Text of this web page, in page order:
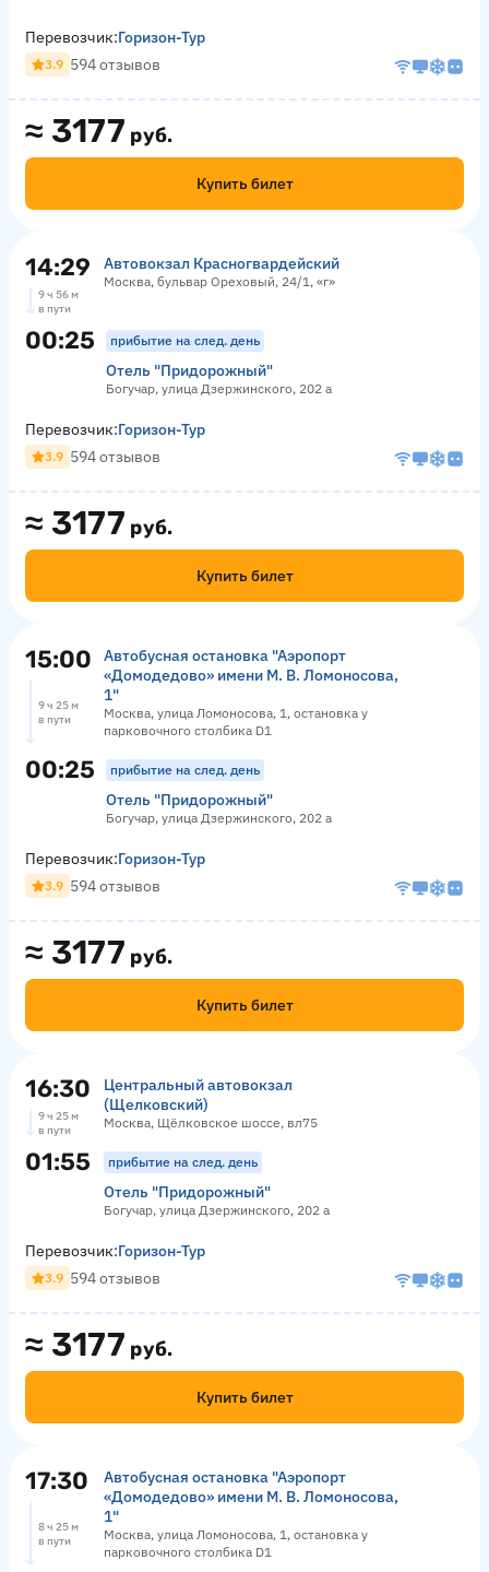
≈ 3177 руб.
Купить билет
Перевозчик:Горизон-Тур
3.9 594 отзывов
14:29 Автовокзал Красногвардейский
Москва, бульвар Ореховый, 24/1, «г»
9 ч 56 м
в пути
00:25 прибытие на след. день
Отель "Придорожный"
Богучар, улица Дзержинского, 202 а
≈ 3177 руб.
Купить билет
Перевозчик:Горизон-Тур
3.9 594 отзывов
15:00
Автобусная остановка "Аэропорт
«Домодедово» имени М. В. Ломоносова,
1"
Москва, улица Ломоносова, 1, остановка у
парковочного столбика D1
9 ч 25 м
в пути
00:25 прибытие на след. день
Отель "Придорожный"
Богучар, улица Дзержинского, 202 а
≈ 3177 руб.
Купить билет
Перевозчик:Горизон-Тур
3.9 594 отзывов
16:30
Центральный автовокзал
(Щелковский)
Москва, Щёлковское шоссе, вл75
9 ч 25 м
в пути
01:55 прибытие на след. день
Отель "Придорожный"
Богучар, улица Дзержинского, 202 а
≈ 3177 руб.
Купить билет
Перевозчик:Горизон-Тур
3.9 594 отзывов
17:30
Автобусная остановка "Аэропорт
«Домодедово» имени М. В. Ломоносова,
1"
Москва, улица Ломоносова, 1, остановка у
парковочного столбика D1
8 ч 25 м
в пути